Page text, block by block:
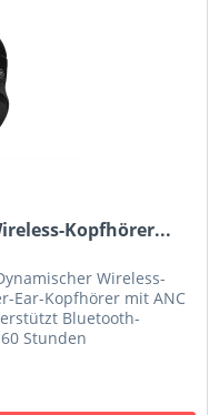
Kopfhörer...
Wireless-
Ear-Kopfhörer mit ANC
Bluetooth-
Stunden